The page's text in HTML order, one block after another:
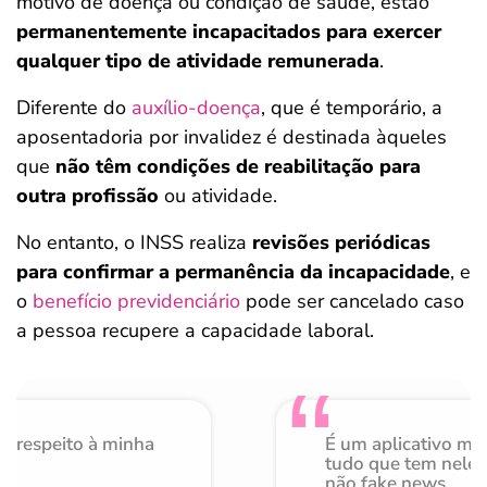
permanentemente incapacitados para exercer
qualquer tipo de atividade remunerada.
Diferente do auxílio-doença, que é temporário, a
aposentadoria por invalidez é destinada àqueles
que não têm condições de reabilitação para
outra profissão ou atividade.
No entanto, o INSS realiza revisões periódicas
para confirmar a permanência da incapacidade, e
o benefício previdenciário pode ser cancelado caso
a pessoa recupere a capacidade laboral.
respeito à minha É um aplicativo
tudo que tem nele